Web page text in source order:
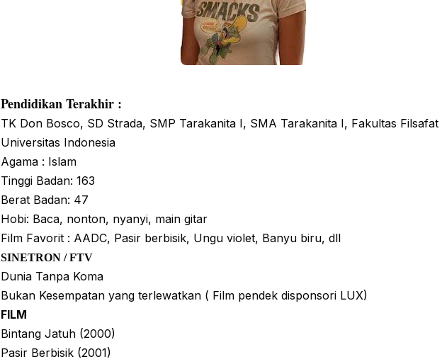
Pendidikan Terakhir :
TK Don Bosco, SD Strada, SMP Tarakanita I, SMA Tarakanita I, Fakultas Filsafat
Universitas Indonesia
Agama : Islam
Tinggi Badan: 163
Berat Badan: 47
Hobi: Baca, nonton, nyanyi, main gitar
Film Favorit : AADC, Pasir berbisik, Ungu violet, Banyu biru, dll
SINETRON / FTV
Dunia Tanpa Koma
Bukan Kesempatan yang terlewatkan ( Film pendek disponsori LUX)
FILM
Bintang Jatuh (2000)
Pasir Berbisik (2001)